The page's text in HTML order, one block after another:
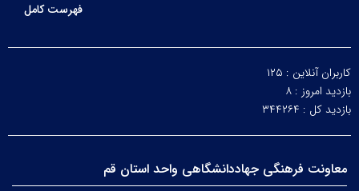
فهرست کامل
کاربران آنلاین : ۱۲۵
بازدید امروز : ۸
بازدید کل : ۳۴۴۲۶۴
معاونت فرهنگی جهاددانشگاهی واحد استان قم